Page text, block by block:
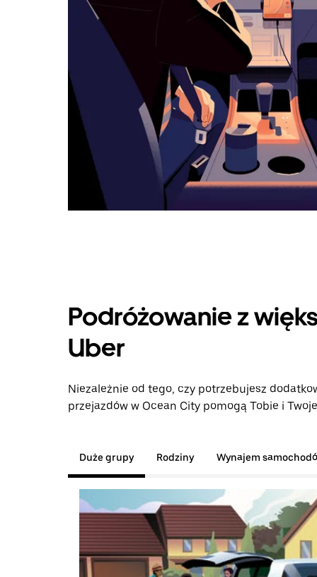
Podróżowanie z
Uber
Niezależnie od tego, czy potrzebujesz
przejazdów w Ocean City pomogą Tobie i
Duże grupy Rodziny Wynajem